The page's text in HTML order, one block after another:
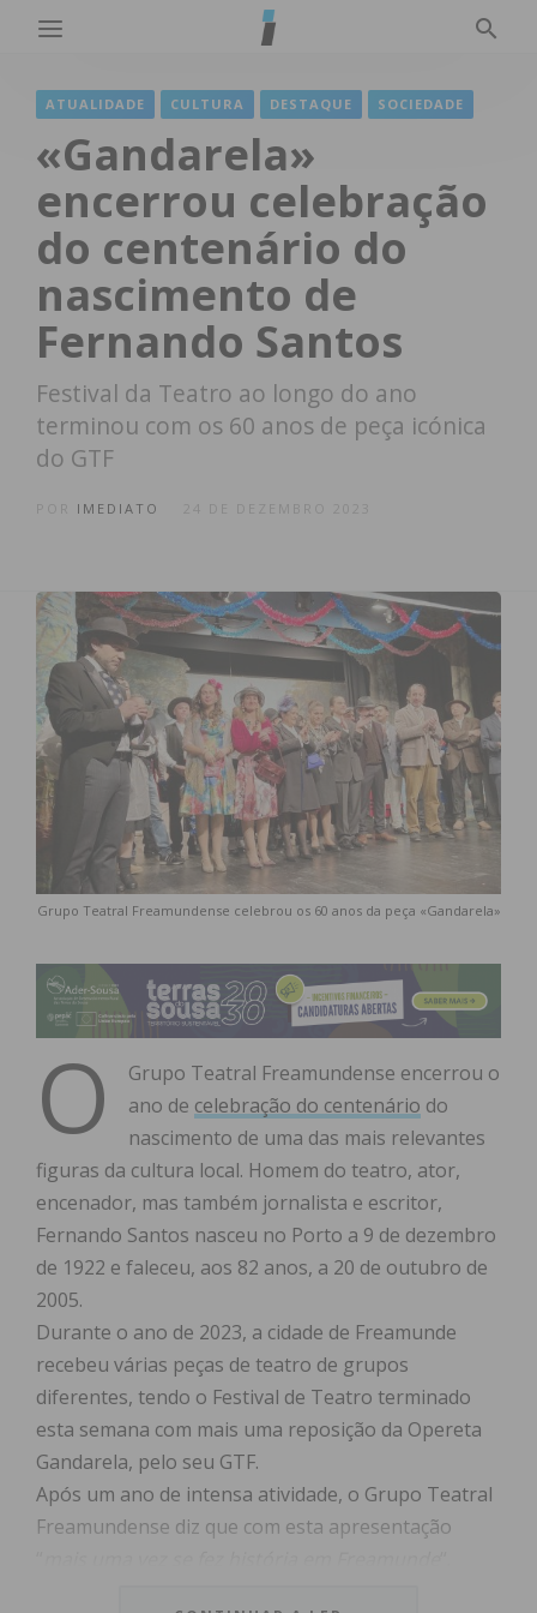
ATUALIDADE CULTURA DESTAQUE SOCIEDADE
«Gandarela»
encerrou celebração
do centenário do
nascimento de
Fernando Santos
Festival da Teatro ao longo do ano
terminou com os 60 anos de peça icónica
do GTF
IMEDIATO 24 DE DEZEMBRO 2023
Grupo Teatral Freamundense celebrou os 60 anos da peça «Gandarela»
O
Grupo Teatral Freamundense encerrou o
ano de celebração do centenário do
nascimento de uma das mais relevantes
figuras da cultura local. Homem do teatro, ator,
encenador, mas também jornalista e escritor,
Fernando Santos nasceu no Porto a 9 de dezembro
de 1922 e faleceu, aos 82 anos, a 20 de outubro de
2005.
Durante o ano de 2023, a cidade de Freamunde
recebeu várias peças de teatro de grupos
diferentes, tendo o Festival de Teatro terminado
esta semana com mais uma reposição da Opereta
Gandarela, pelo seu GTF.
Após um ano de intensa atividade, o Grupo Teatral
Freamundense diz que com esta apresentação